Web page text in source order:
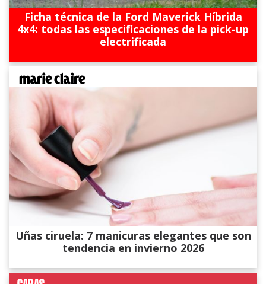
Ficha técnica de la Ford Maverick Híbrida
4x4: todas las especificaciones de la pick-up
electrificada
Uñas ciruela: 7 manicuras elegantes que son
tendencia en invierno 2026